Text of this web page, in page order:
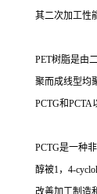
其二次加工性
PET树脂是由
聚而成线型均
PCTG和PCTA
PCTG是一种
醇被1，4-
改善加工制造